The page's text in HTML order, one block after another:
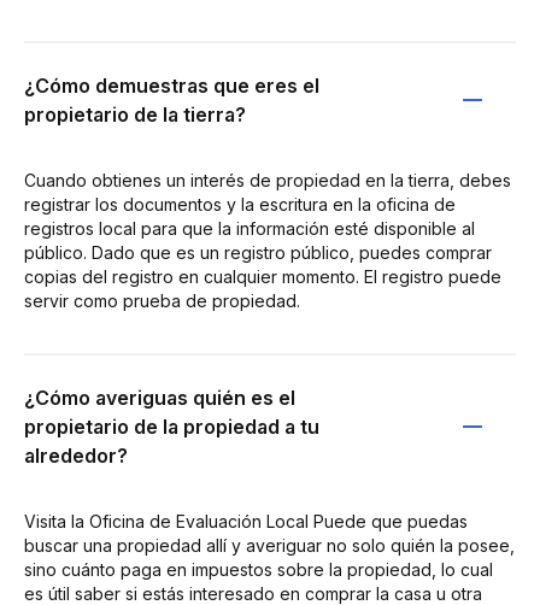
¿Cómo demuestras que eres el
propietario de la tierra?
Cuando obtienes un interés de propiedad en la tierra, debes
registrar los documentos y la escritura en la oficina de
registros local para que la información esté disponible al
público. Dado que es un registro público, puedes comprar
copias del registro en cualquier momento. El registro puede
servir como prueba de propiedad.
¿Cómo averiguas quién es el
propietario de la propiedad a tu
alrededor?
Visita la Oficina de Evaluación Local Puede que puedas
buscar una propiedad allí y averiguar no solo quién la posee,
sino cuánto paga en impuestos sobre la propiedad, lo cual
es útil saber si estás interesado en comprar la casa u otra